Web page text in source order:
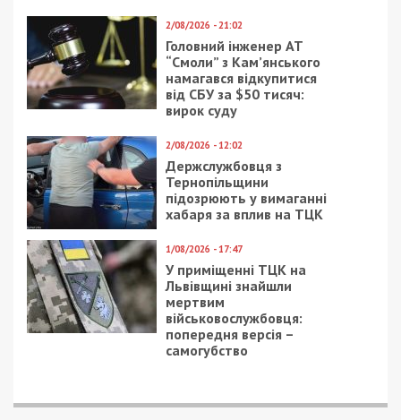
2/08/2026 - 21:02
Головний інженер АТ
“Смоли” з Кам’янського
намагався відкупитися
від СБУ за $50 тисяч:
вирок суду
2/08/2026 - 12:02
Держслужбовця з
Тернопільщини
підозрюють у вимаганні
хабаря за вплив на ТЦК
1/08/2026 - 17:47
У приміщенні ТЦК на
Львівщині знайшли
мертвим
військовослужбовця:
попередня версія –
самогубство